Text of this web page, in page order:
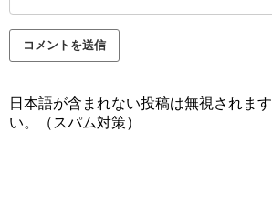
日本語が含まれない投稿は無視されま
い。（スパム対策）